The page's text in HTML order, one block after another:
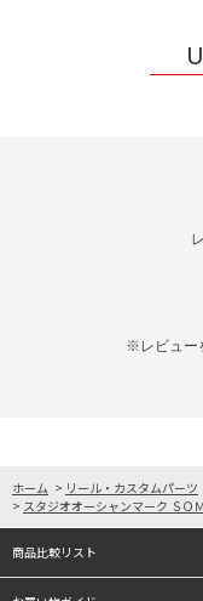
※レビュー
ホーム > リール・カスタムパーツ
> スタジオオーシャンマーク Ｓ
商品比較リスト